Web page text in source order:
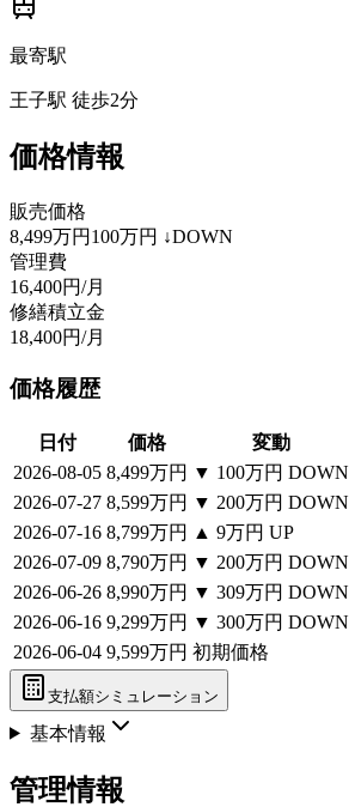
最寄駅
王子駅 徒歩2分
価格情報
販売価格
8,499万円 100万円 ↓DOWN
管理費
16,400円/月
修繕積立金
18,400円/月
価格履歴
日付 価格
変動
2026-08-05 8,499万円 ▼ 100万円 DOWN
2026-07-27 8,599万円 ▼ 200万円 DOWN
2026-07-16 8,799万円 ▲ 9万円 UP
2026-07-09 8,790万円 ▼ 200万円 DOWN
2026-06-26 8,990万円 ▼ 309万円 DOWN
2026-06-16 9,299万円 ▼ 300万円 DOWN
2026-06-04 9,599万円 初期価格
支払額シミュレーション
基本情報
管理情報